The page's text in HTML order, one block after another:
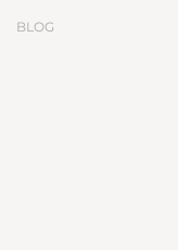
BLOG